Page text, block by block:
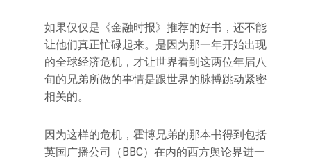
如果仅仅是《金融时报》推荐的好书，还不能
让他们真正忙碌起来。是因为那一年开始出现
的全球经济危机，才让世界看到这两位年届八
旬的兄弟所做的事情是跟世界的脉搏跳动紧密
相关的。
因为这样的危机，霍博兄弟的那本书得到包括
英国广播公司（BBC）在内的西方舆论界进一